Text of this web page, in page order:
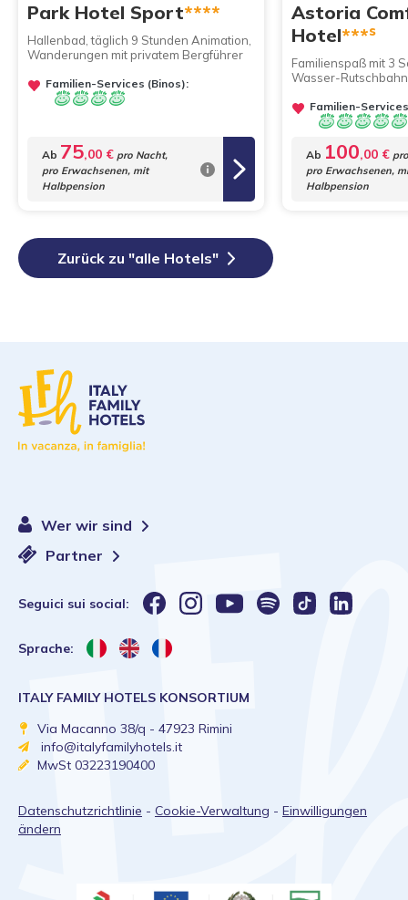
Park Hotel Sport****
Hallenbad, täglich 9 Stunden Animation,
Wanderungen mit privatem Bergführer
Familien-Services (Binos):
Ab 75,00 € pro Nacht,
pro Erwachsenen, mit
Halbpension
Astoria
Hotel***s
Familienspaß mit 3
Wasser-
Familien-
Ab 100,00 €
pro Erwachsenen,
Halbpension
Zurück zu "alle Hotels"
Wer wir sind
Partner
Seguici sui social:
Sprache:
ITALY FAMILY HOTELS KONSORTIUM
Via Macanno 38/q - 47923 Rimini
info@italyfamilyhotels.it
MwSt 03223190400
Datenschutzrichtlinie - Cookie-Verwaltung - Einwilligungen
ändern